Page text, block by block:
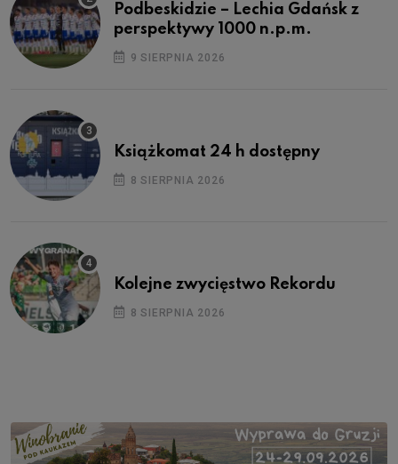
Podbeskidzie – Lechia Gdańsk z
perspektywy 1000 n.p.m.
9 SIERPNIA 2026
Książkomat 24 h dostępny
8 SIERPNIA 2026
Kolejne zwycięstwo Rekordu
8 SIERPNIA 2026